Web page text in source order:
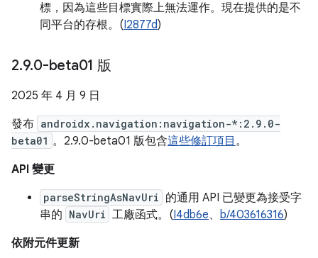
標，因為這些目標實際上無法運作。現在提供的是不
同平台的存根。(I2877d)
2.9.0-beta01 版
2025 年 4 月 9 日
發布 androidx.navigation:navigation-*:2.9.0-
beta01 。2.9.0-beta01 版包含這些修訂項目 。
API 變更
parseStringAsNavUri 的通用 API 已變更為接受字
串的 NavUri 工廠函式。(I4db6e、 b/403616316)
依附元件更新